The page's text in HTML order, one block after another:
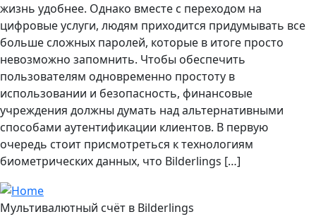
жизнь удобнее. Однако вместе с переходом на
цифровые услуги, людям приходится придумывать все
больше сложных паролей, которые в итоге просто
невозможно запомнить. Чтобы обеспечить
пользователям одновременно простоту в
использовании и безопасность, финансовые
учреждения должны думать над альтернативными
способами аутентификации клиентов. В первую
очередь стоит присмотреться к технологиям
биометрических данных, что Bilderlings […]
Мультивалютный счёт в Bilderlings